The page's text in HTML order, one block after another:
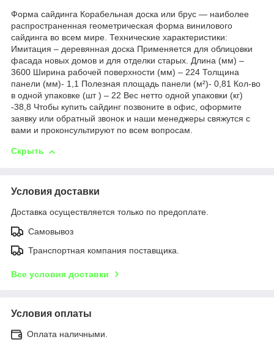
Форма сайдинга Корабельная доска или брус — наиболее
распространенная геометрическая форма винилового
сайдинга во всем мире. Технические характеристики:
Имитация – деревянная доска Применяется для облицовки
фасада новых домов и для отделки старых. Длина (мм) –
3600 Ширина рабочей поверхности (мм) – 224 Толщина
панели (мм)- 1,1 Полезная площадь панели (м²)- 0,81 Кол-во
в одной упаковке (шт ) – 22 Вес нетто одной упаковки (кг)
-38,8 Чтобы купить сайдинг позвоните в офис, оформите
заявку или обратный звонок и наши менеджеры свяжутся с
вами и проконсультируют по всем вопросам.
Скрыть
Условия доставки
Доставка осуществляется только по предоплате.
Самовывоз
Транспортная компания поставщика.
Все условия доставки
Условия оплаты
Оплата наличными.